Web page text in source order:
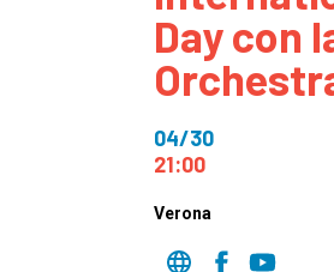
Meet Our
Jazz Day
Day con
04/30
21:00
Verona